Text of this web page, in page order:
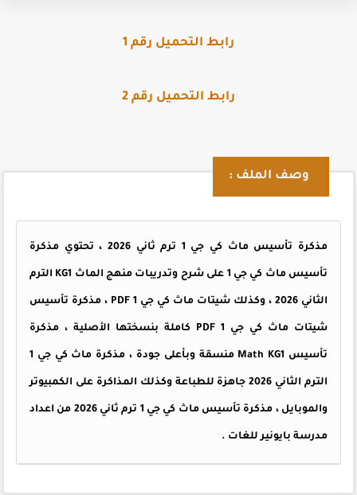
رابط التحميل رقم 1
رابط التحميل رقم 2
وصف الملف :
مذكرة تأسيس ماث كي جي 1 ترم ثاني 2026 ، تحتوي مذكرة
تأسيس ماث كي جي 1 على شرح وتدريبات منهج الماث KG1 الترم
الثاني 2026 ، وكذلك شيتات ماث كي جي 1 PDF ، مذكرة تأسيس
شيتات ماث كي جي 1 PDF كاملة بنسختها الأصلية ، مذكرة
تأسيس Math KG1 منسقة وبأعلى جودة ، مذكرة ماث كي جي 1
الترم الثاني 2026 جاهزة للطباعة وكذلك المذاكرة على الكمبيوتر
والموبايل ، مذكرة تأسيس ماث كي جي 1 ترم ثاني 2026 من اعداد
مدرسة بايونير للغات .